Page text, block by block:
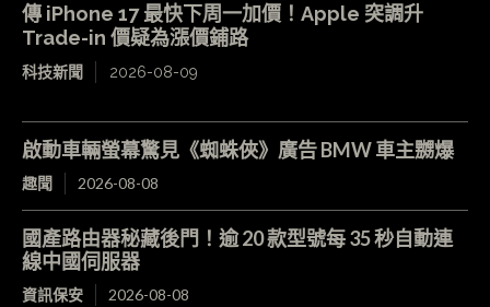
傳 iPhone 17 最快下周一加價！Apple 突調升
Trade-in 價疑為漲價鋪路
科技新聞 2026-08-09
啟動車輛螢幕驚見《蜘蛛俠》廣告 BMW 車主嬲爆
趣聞 2026-08-08
國產路由器秘藏後門！逾 20 款型號每 35 秒自動連
線中國伺服器
資訊保安 2026-08-08